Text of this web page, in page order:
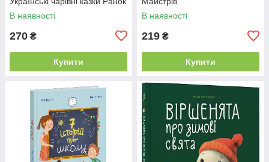
В наявності
270 ₴
Купити
В наявності
219 ₴
Купити